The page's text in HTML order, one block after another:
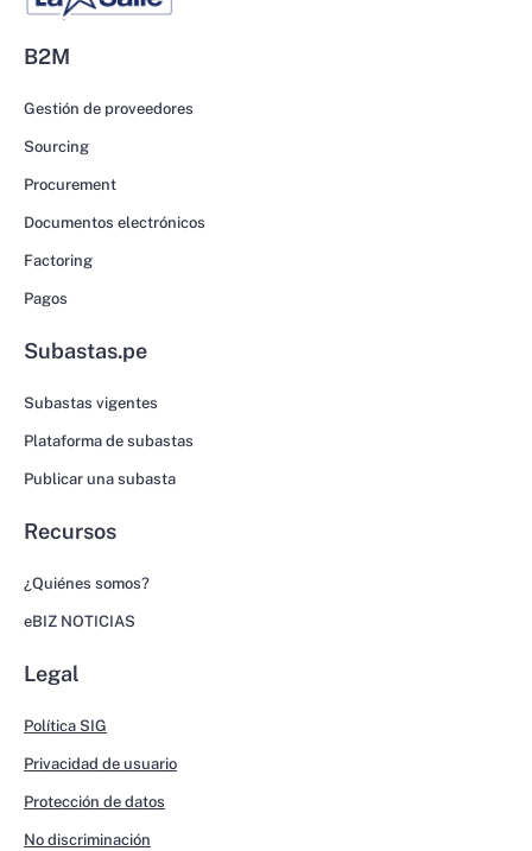
B2M
Gestión de proveedores
Sourcing
Procurement
Documentos electrónicos
Factoring
Pagos
Subastas.pe
Subastas vigentes
Plataforma de subastas
Publicar una subasta
Recursos
¿Quiénes somos?
eBIZ NOTICIAS
Legal
Política SIG
Privacidad de usuario
Protección de datos
No discriminación